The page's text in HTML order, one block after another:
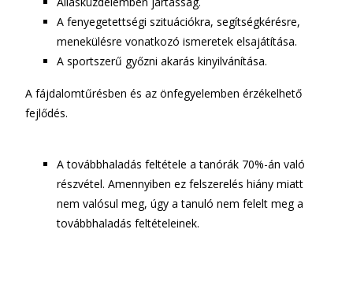
A fenyegetettségi szituációkra, segítségkérésre,
menekülésre vonatkozó ismeretek elsajátítása.
A sportszerű győzni akarás kinyilvánítása.
A fájdalomtűrésben és az önfegyelemben érzékelhető
fejlődés.
A továbbhaladás feltétele a tanórák 70%-án való
részvétel. Amennyiben ez felszerelés hiány miatt
nem valósul meg, úgy a tanuló nem felelt meg a
továbbhaladás feltételeinek.